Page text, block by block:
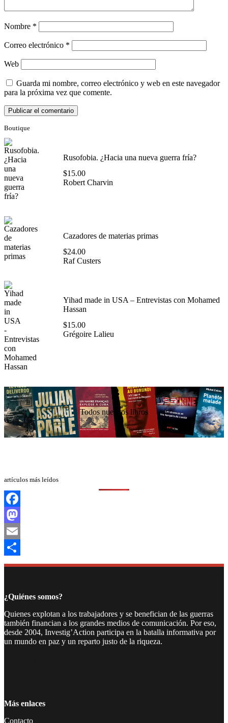
Nombre *
Correo electrónico *
Web
Guarda mi nombre, correo electrónico y web en este navegador
para la próxima vez que comente.
Boutique
Rusofobia. ¿Hacia una nueva guerra fría?
$15.00
Robert Charvin
Cazadores de materias primas
$24.00
Raf Custers
Yihad made in USA – Entrevistas con Mohamed
Hassan
$15.00
Grégoire Lalieu
Todos nuestros libros
artículos más leídos
Facebook
Mastodon
Email
Compartir
¿Quiénes somos?
Quienes explotan a los trabajadores y se benefician de las guerras
también financian a los grandes medios de comunicación. Por eso,
desde 2004, Investig’Action participa en la batalla informativa por
un mundo en paz y un reparto justo de la riqueza.
Más enlaces
Contacto